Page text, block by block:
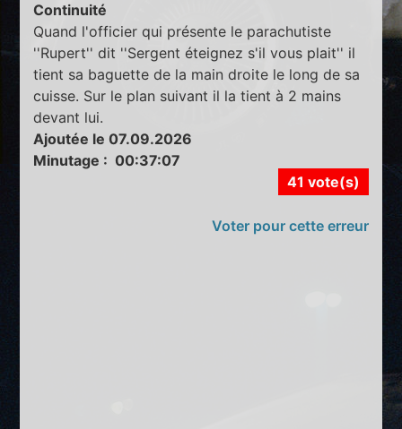
Continuité
Quand l'officier qui présente le parachutiste
''Rupert'' dit ''Sergent éteignez s'il vous plait'' il
tient sa baguette de la main droite le long de sa
cuisse. Sur le plan suivant il la tient à 2 mains
devant lui.
Ajoutée le 07.09.2026
Minutage : 00:37:07
41 vote(s)
Voter pour cette erreur